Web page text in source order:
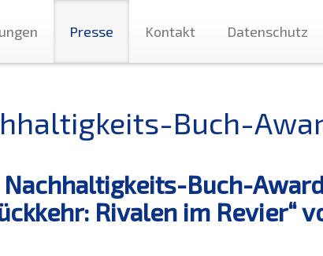
Presse Kontakt Datenschutz
Buch-
Buch-
Rivalen im Revier“